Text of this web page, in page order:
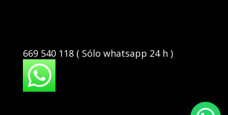
669 540 118 ( Sólo whatsapp 24 h )